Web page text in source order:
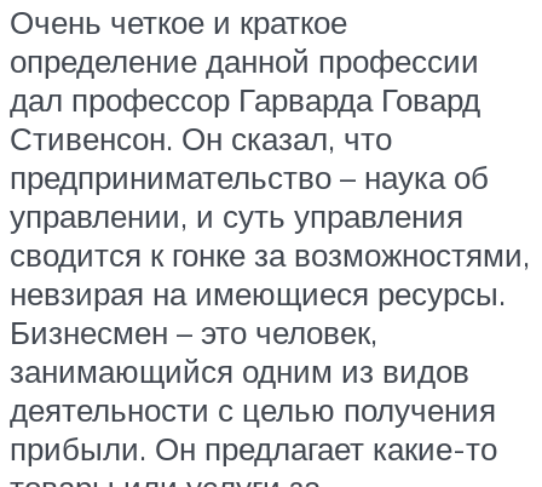
Очень четкое и краткое
определение данной профессии
дал профессор Гарварда Говард
Стивенсон. Он сказал, что
предпринимательство – наука об
управлении, и суть управления
сводится к гонке за возможностями,
невзирая на имеющиеся ресурсы.
Бизнесмен – это человек,
занимающийся одним из видов
деятельности с целью получения
прибыли. Он предлагает какие-то